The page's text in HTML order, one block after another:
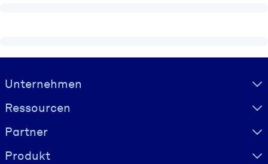
Visually hidden Text
Unternehmen
Ressourcen
Partner
Produkt